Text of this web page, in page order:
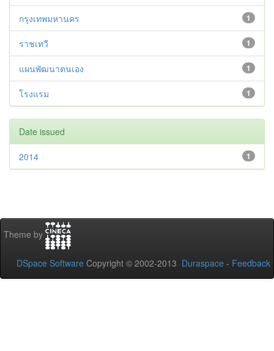
1
กรุงเทพมหานคร
1
ราชเทวี
1
แผนพัฒนาตนเอง
1
โรงแรม
Date issued
1
2014
Theme by
DSpace Software Copyright © 2002-2013 Duraspace - Feedback